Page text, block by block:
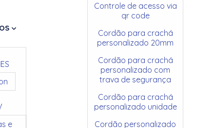
e
Controle de acesso via
qr code
Cordão para crachá
personalizado 20mm
Cordão para crachá
personalizado com
trava de segurança
Cordão para crachá
personalizado unidade
Cordão personalizado